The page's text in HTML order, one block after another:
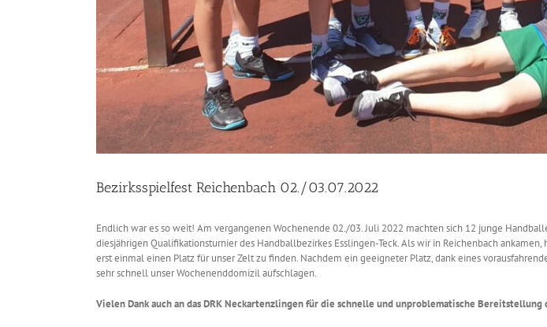
Bezirksspielfest Reichenbach 02./03.07.2022
Endlich war es so weit! Am vergangenen Wochenende 02./03. Juli 2022 machten sich 12 junge
diesjährigen Qualifikationsturnier des Handballbezirkes Esslingen-Teck. Als wir in Reichenbach
erst einmal einen Platz für unser Zelt zu finden. Nachdem ein geeigneter Platz, dank eines
sehr schnell unser Wochenenddomizil aufschlagen.
Vielen Dank auch an das DRK Neckartenzlingen für die schnelle und unproblematische Bereitstellung